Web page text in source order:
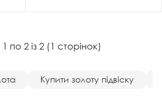
по 2 із 2 (1 сторінок)
Купити золоту підвіску